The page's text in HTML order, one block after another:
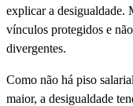
explicar a desigualdade.
vínculos protegidos e
divergentes.
Como não há piso
maior, a desigualdade